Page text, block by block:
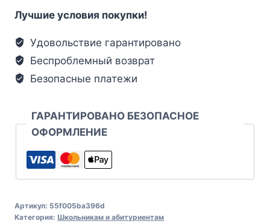
Лучшие условия покупки!
Удовольствие гарантировано
Беспроблемный возврат
Безопасные платежи
ГАРАНТИРОВАНО БЕЗОПАСНОЕ
ОФОРМЛЕНИЕ
Артикул: 55f005ba396d
Категория: Школьникам и абитуриентам